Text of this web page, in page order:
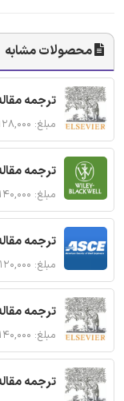
محصولات مشابه
ترجمه
مبلغ: ۱۲۸,۰۰۰ تومان
ترجمه
مبلغ: ۱۴۰,۰۰۰ تومان
ترجمه
مبلغ: ۱۲۰,۰۰۰ تومان
ترجمه
مبلغ: ۱۴۰,۰۰۰ تومان
ترجمه